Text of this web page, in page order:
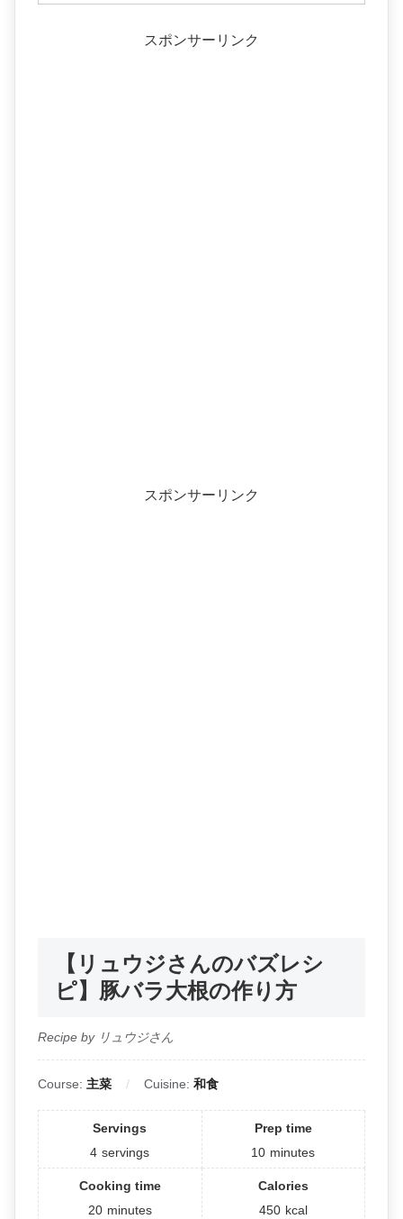
スポンサーリンク
スポンサーリンク
【リュウジさんのバズレシ
ピ】豚バラ大根の作り方
Recipe by リュウジさん
Course: 主菜 Cuisine: 和食
Servings
4 servings
Prep time
10 minutes
Cooking time
20 minutes
Calories
450 kcal